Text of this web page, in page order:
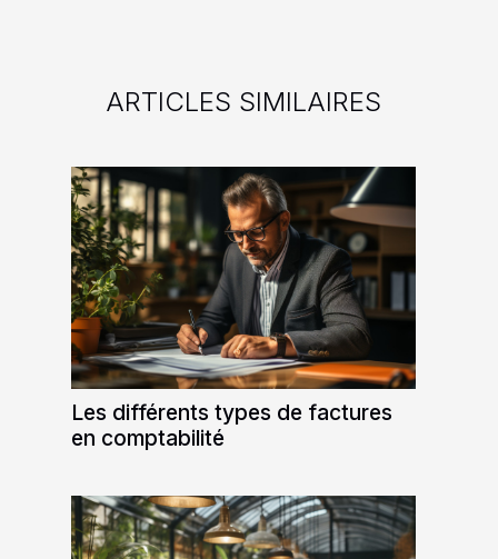
ARTICLES SIMILAIRES
Les différents types de factures
en comptabilité